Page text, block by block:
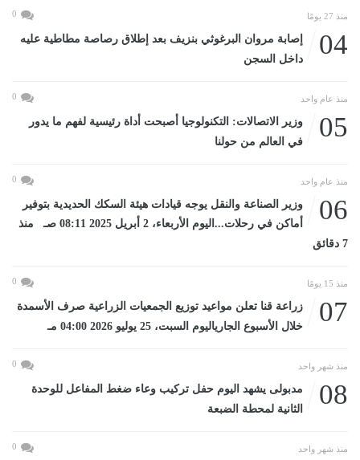
منذ 27 يومًا 0
04
إصابة مروان البرغوثي بنزيف بعد إطلاق رصاصة مطاطية عليه
داخل السجن
منذ عام واحد 0
05
وزير الاتصالات: التكنولوجيا أصبحت أداة رئيسية لفهم ما يدور
في العالم من حولنا
منذ عام واحد 0
06
وزير الصناعة والنقل يوجه قيادات هيئة السكك الحديدية بتوفير
أماكن في رحلات...اليوم الأربعاء، 2 أبريل 2025 08:11 صـ منذ
7 دقائق
منذ 15 يومًا 0
07
زراعة قنا تعلن مواعيد توزيع الجمعيات الزراعية صرف الأسمدة
خلال الأسبوع الجارياليوم السبت، 25 يوليو 2026 04:00 مـ
منذ شهر واحد 0
08
مدبولى يشهد اليوم حفل تركيب وعاء ضغط المفاعل للوحدة
الثانية لمحطة الضبعة
منذ شهر واحد 0